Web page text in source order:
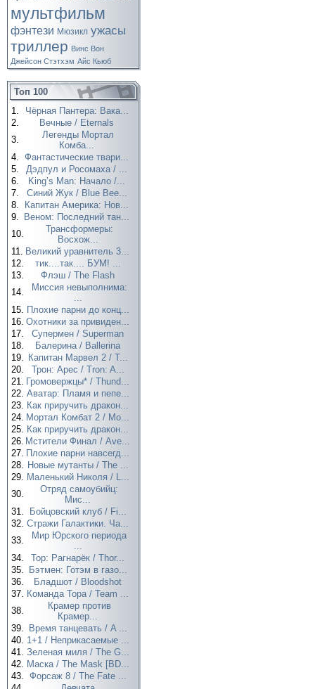
мультфильм
фэнтези Мюзикл ужасы
триллер Винс Вон
Джейсон Стэтхэм Айс Кьюб
Топ 100
1.
Чёрная Пантера: Вака...
2.
Вечные / Eternals
3.
Легенды Мортал
Комба...
4. Фантастические твари...
5.
Дэдпул и Росомаха / ...
6.
King’s Man: Начало /...
7.
Синий Жук / Blue Bee...
8.
Капитан Америка: Нов...
9.
Веном: Последний тан...
10.
Трансформеры:
Восхож...
11. Великий уравнитель 3...
12.
тик....так.... БУМ! ...
13.
Флэш / The Flash
14.
Миссия невыполнима:
...
15. Плохие парни до конц...
16. Охотники за привиден...
17.
Супермен / Superman
18.
Балерина / Ballerina
19. Капитан Марвел 2 / T...
20.
Трон: Арес / Tron: A...
21. Громовержцы* / Thund...
22. Аватар: Пламя и пепе...
23. Как приручить дракон...
24. Мортал Комбат 2 / Mo...
25. Как приручить дракон...
26. Мстители Финал / Ave...
27. Плохие парни навсегд...
28. Новые мутанты / The ...
29. Маленький Николя / L...
30.
Отряд самоубийц:
Мис...
31.
Бойцовский клуб / Fi...
32. Стражи Галактики. Ча...
33.
Мир Юрского периода
...
34.
Тор: Рагнарёк / Thor...
35.
Бэтмен: Готэм в газо...
36.
Бладшот / Bloodshot
37. Команда Тора / Team ...
38.
Крамер против
Крамер...
39.
Время танцевать / A ...
40. 1+1 / Неприкасаемые ...
41. Зеленая миля / The G...
42. Маска / The Mask [BD...
43. Форсаж 8 / The Fate ...